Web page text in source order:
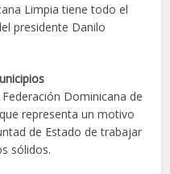
Limpia tiene todo el
presidente Danilo
Dominicana de
representa un motivo
de Estado de trabajar
sólidos.